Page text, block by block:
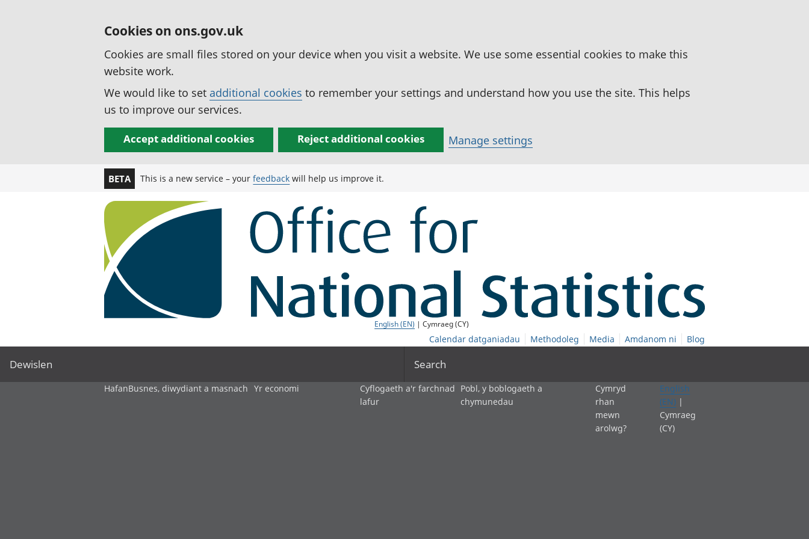
Cookies on ons.gov.uk
Cookies are small files stored on your device when you visit a website. We use some essential cookies to make this
website work.
We would like to set additional cookies to remember your settings and understand how you use the site. This helps
us to improve our services.
Accept additional cookies Reject additional cookies Manage settings
BETA This is a new service – yourfeedback will help us improve it.
English (EN) | Cymraeg (CY)
Calendar datganiadau Methodoleg Media Amdanom ni Blog
Dewislen Search
HafanBusnes, diwydiant a masnach Yr economi
Cyflogaeth a'r farchnad
lafur
Pobl, y boblogaeth a
chymunedau
Cymryd
rhan
mewn
arolwg?
English
(EN) |
Cymraeg
(CY)